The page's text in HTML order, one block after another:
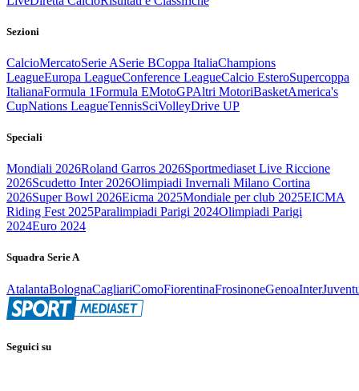
Sezioni
CalcioMercatoSerie ASerie BCoppa ItaliaChampions
LeagueEuropa LeagueConference LeagueCalcio EsteroSupercoppa
ItalianaFormula 1Formula EMotoGPAltri MotoriBasketAmerica's
CupNations LeagueTennisSciVolleyDrive UP
Speciali
Mondiali 2026Roland Garros 2026Sportmediaset Live Riccione
2026Scudetto Inter 2026Olimpiadi Invernali Milano Cortina
2026Super Bowl 2026Eicma 2025Mondiale per club 2025EICMA
Riding Fest 2025Paralimpiadi Parigi 2024Olimpiadi Parigi
2024Euro 2024
Squadra Serie A
AtalantaBolognaCagliariComoFiorentinaFrosinoneGenoaInter
Seguici su